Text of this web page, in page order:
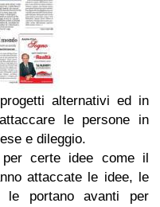
alternativi ed in
le persone in
e dileggio.
certe idee come il
attaccate le idee, le
le portano avanti per